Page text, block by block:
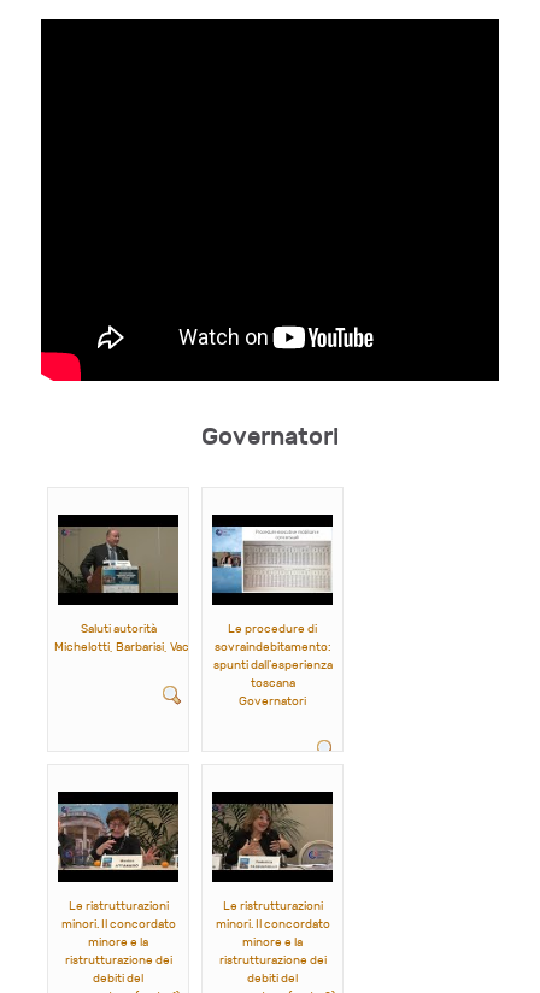
Governatori
Saluti autorità
Michelotti, Barbarisi, Vaccaro, Turco, Panicucci, Masini
Le procedure di
sovraindebitamento:
spunti dall’esperienza
toscana
Governatori
Le ristrutturazioni
minori. Il concordato
minore e la
ristrutturazione dei
debiti del
Le ristrutturazioni
minori. Il concordato
minore e la
ristrutturazione dei
debiti del